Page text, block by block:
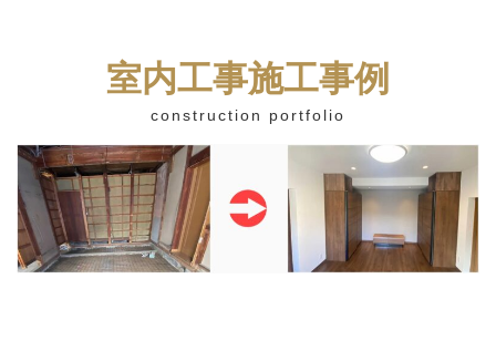
室内工事施工事例
construction portfolio